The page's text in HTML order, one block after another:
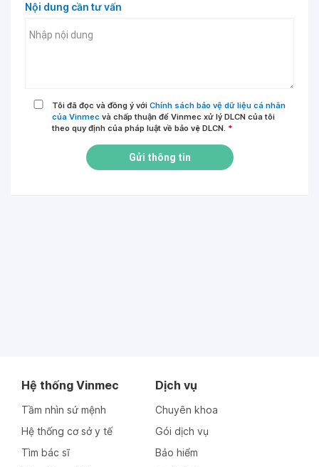
Nội dung cần tư vấn
Tôi đã đọc và đồng ý với Chính sách bảo vệ dữ liệu cá nhân
của Vinmec và chấp thuận để Vinmec xử lý DLCN của tôi
theo quy định của pháp luật về bảo vệ DLCN. *
Gửi thông tin
Hệ thống Vinmec
Tầm nhìn sứ mệnh
Hệ thống cơ sở y tế
Tìm bác sĩ
Dịch vụ
Chuyên khoa
Gói dịch vụ
Bảo hiểm